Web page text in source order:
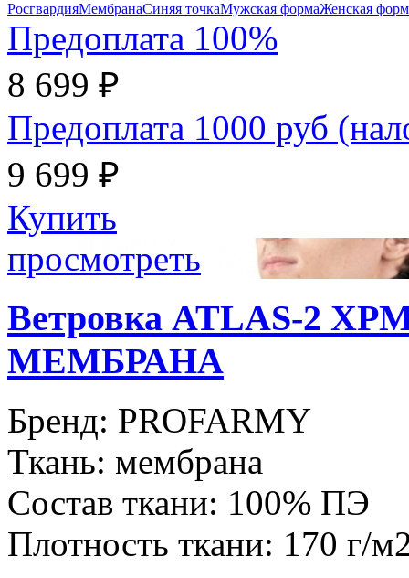
РосгвардияМембранаСиняя точкаМужская формаЖенская
Предоплата 100%
8 699 ₽
Предоплата 1000 руб
9 699 ₽
Купить
просмотреть
Ветровка ATLAS-2
МЕМБРАНА
Бренд: PROFARMY
Ткань: мембрана
Состав ткани: 100% ПЭ
Плотность ткани: 170 г/